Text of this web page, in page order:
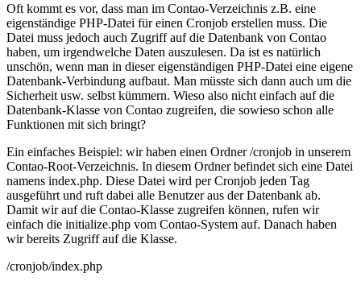
Oft kommt es vor, dass man im Contao-Verzeichnis z.B. eine
eigenständige PHP-Datei für einen Cronjob erstellen muss. Die
Datei muss jedoch auch Zugriff auf die Datenbank von Contao
haben, um irgendwelche Daten auszulesen. Da ist es natürlich
unschön, wenn man in dieser eigenständigen PHP-Datei eine eigene
Datenbank-Verbindung aufbaut. Man müsste sich dann auch um die
Sicherheit usw. selbst kümmern. Wieso also nicht einfach auf die
Datenbank-Klasse von Contao zugreifen, die sowieso schon alle
Funktionen mit sich bringt?
Ein einfaches Beispiel: wir haben einen Ordner /cronjob in unserem
Contao-Root-Verzeichnis. In diesem Ordner befindet sich eine Datei
namens index.php. Diese Datei wird per Cronjob jeden Tag
ausgeführt und ruft dabei alle Benutzer aus der Datenbank ab.
Damit wir auf die Contao-Klasse zugreifen können, rufen wir
einfach die initialize.php vom Contao-System auf. Danach haben
wir bereits Zugriff auf die Klasse.
/cronjob/index.php